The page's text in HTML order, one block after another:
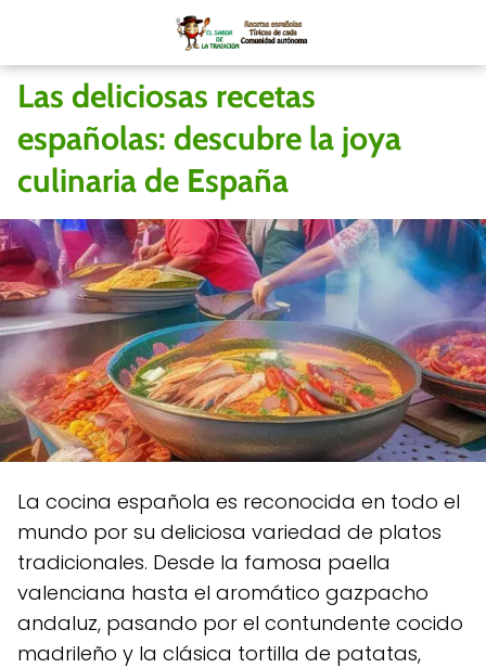
Las deliciosas recetas
españolas: descubre la joya
culinaria de España
La cocina española es reconocida en todo el
mundo por su deliciosa variedad de platos
tradicionales. Desde la famosa paella
valenciana hasta el aromático gazpacho
andaluz, pasando por el contundente cocido
madrileño y la clásica tortilla de patatas,